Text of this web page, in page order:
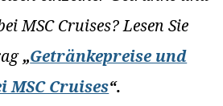
MSC Cruises? Lesen Sie
„Getränkepreise und
MSC Cruises“.